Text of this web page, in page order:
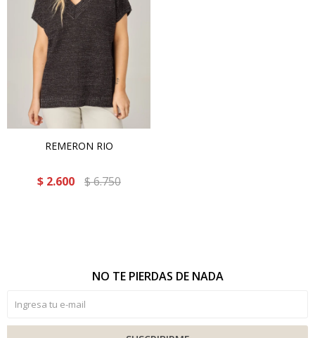
REMERON RIO
$ 2.600 $6.750
NO TE PIERDAS DE NADA